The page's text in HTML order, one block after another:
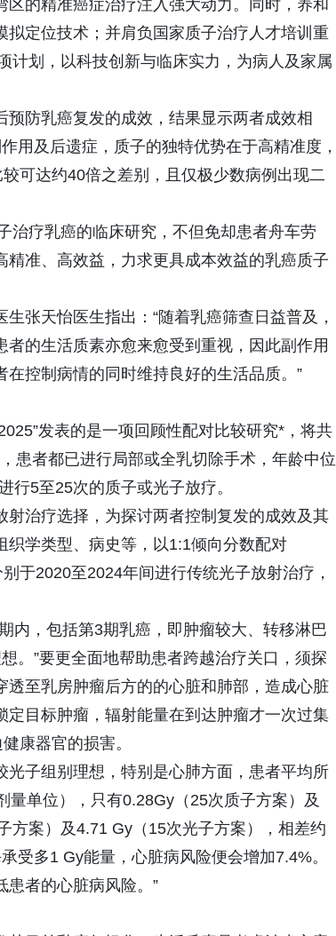
的精准癌症治疗注入强大动力。同时，养和
定位技术；并肩负国家质子治疗人才培训重
计划，以科技创新与临床实力，为病人及家属
防乳癌复发的成效，结果显示两者成效相
用及后遗症，质子的独特优势在于高精准度，
可达约40倍之差别，且仅极少数病例出现二
治疗乳癌的临床研究，不但免却患者舟车劳
准、高效益，力求更具成本效益的乳癌质子
张天怡医生指出：“随着乳癌筛查日益普及，
的生活质素亦愈来愈受到重视，因此副作用
控制病情的同时维持良好的生活品质。”
发表的是一项回顾性配对比较研究*，将共
患者都已进行局部或全乳切除手术，年龄中位
行5至25次的质子或光子放疗。
治疗选择，为探讨两者控制复发的成效及其
学类型、病史等，以1:1倾向分数配对
于2020至2024年间进行传统光子放射治疗，
内，包括第3期乳癌，即肿瘤较大、转移淋巴
。”要更全面地帮助患者跨越治疗关口，须探
至乳房肿瘤后方的的心脏和肺部，造成心脏
目标肿瘤，辐射能量在到达肿瘤才一次过集
康器官的损害。
子组别理想，特别是心肺方面，患者平均所
量单位），只有0.28Gy（25次质子方案）及
方案）及4.71 Gy（15次光子方案），相差约
受多1 Gy能量，心脏病风险便会增加7.4%。
患者的心脏病风险。”